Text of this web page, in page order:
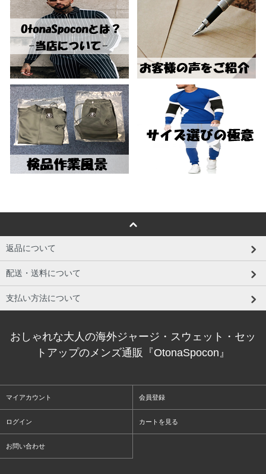
返品について
配送・送料について
支払い方法について
おしゃれな大人の海外ジャージ・スウェット・セッ
トアップのメンズ通販『OtonaSpocon』
マイアカウント 会員登録
ログイン カートを見る
お問い合わせ